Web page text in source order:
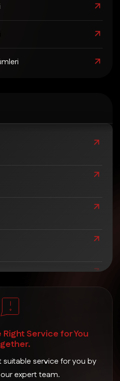
Service for You
service for you by
expert team.